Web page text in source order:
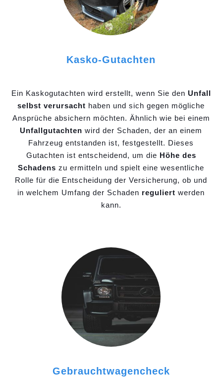
Kasko-Gutachten
Ein Kaskogutachten wird erstellt, wenn Sie den Unfall
selbst verursacht haben und sich gegen mögliche
Ansprüche absichern möchten. Ähnlich wie bei einem
Unfallgutachten wird der Schaden, der an einem
Fahrzeug entstanden ist, festgestellt. Dieses
Gutachten ist entscheidend, um die Höhe des
Schadens zu ermitteln und spielt eine wesentliche
Rolle für die Entscheidung der Versicherung, ob und
in welchem Umfang der Schaden reguliert werden
kann.
Gebrauchtwagencheck